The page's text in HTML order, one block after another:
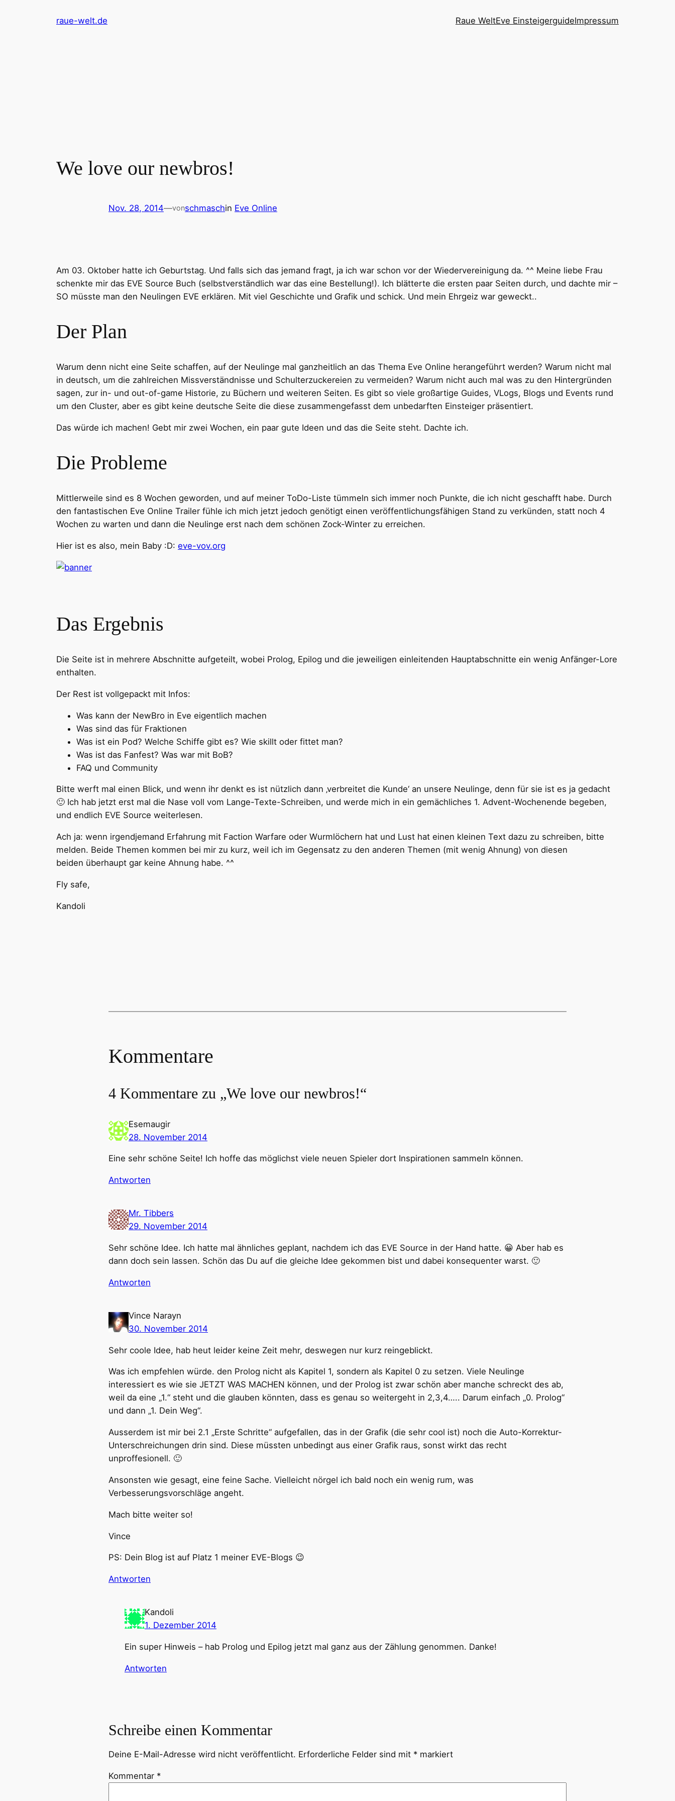
raue-welt.de Raue WeltEve EinsteigerguideImpressum
We love our newbros!
Nov. 28, 2014—vonschmaschin Eve Online
Am 03. Oktober hatte ich Geburtstag. Und falls sich das jemand fragt, ja ich war schon vor der Wiedervereinigung da. ^^ Meine liebe Frau
schenkte mir das EVE Source Buch (selbstverständlich war das eine Bestellung!). Ich blätterte die ersten paar Seiten durch, und dachte mir –
SO müsste man den Neulingen EVE erklären. Mit viel Geschichte und Grafik und schick. Und mein Ehrgeiz war geweckt..
Der Plan
Warum denn nicht eine Seite schaffen, auf der Neulinge mal ganzheitlich an das Thema Eve Online herangeführt werden? Warum nicht mal
in deutsch, um die zahlreichen Missverständnisse und Schulterzuckereien zu vermeiden? Warum nicht auch mal was zu den Hintergründen
sagen, zur in- und out-of-game Historie, zu Büchern und weiteren Seiten. Es gibt so viele großartige Guides, VLogs, Blogs und Events rund
um den Cluster, aber es gibt keine deutsche Seite die diese zusammengefasst dem unbedarften Einsteiger präsentiert.
Das würde ich machen! Gebt mir zwei Wochen, ein paar gute Ideen und das die Seite steht. Dachte ich.
Die Probleme
Mittlerweile sind es 8 Wochen geworden, und auf meiner ToDo-Liste tümmeln sich immer noch Punkte, die ich nicht geschafft habe. Durch
den fantastischen Eve Online Trailer fühle ich mich jetzt jedoch genötigt einen veröffentlichungsfähigen Stand zu verkünden, statt noch 4
Wochen zu warten und dann die Neulinge erst nach dem schönen Zock-Winter zu erreichen.
Hier ist es also, mein Baby :D: eve-vov.org
Das Ergebnis
Die Seite ist in mehrere Abschnitte aufgeteilt, wobei Prolog, Epilog und die jeweiligen einleitenden Hauptabschnitte ein wenig Anfänger-Lore
enthalten.
Der Rest ist vollgepackt mit Infos:
Was kann der NewBro in Eve eigentlich machen
Was sind das für Fraktionen
Was ist ein Pod? Welche Schiffe gibt es? Wie skillt oder fittet man?
Was ist das Fanfest? Was war mit BoB?
FAQ und Community
Bitte werft mal einen Blick, und wenn ihr denkt es ist nützlich dann ‚verbreitet die Kunde‘ an unsere Neulinge, denn für sie ist es ja gedacht
🙂 Ich hab jetzt erst mal die Nase voll vom Lange-Texte-Schreiben, und werde mich in ein gemächliches 1. Advent-Wochenende begeben,
und endlich EVE Source weiterlesen.
Ach ja: wenn irgendjemand Erfahrung mit Faction Warfare oder Wurmlöchern hat und Lust hat einen kleinen Text dazu zu schreiben, bitte
melden. Beide Themen kommen bei mir zu kurz, weil ich im Gegensatz zu den anderen Themen (mit wenig Ahnung) von diesen
beiden überhaupt gar keine Ahnung habe. ^^
Fly safe,
Kandoli
Kommentare
4 Kommentare zu „We love our newbros!“
Esemaugir
28. November 2014
Eine sehr schöne Seite! Ich hoffe das möglichst viele neuen Spieler dort Inspirationen sammeln können.
Antworten
Mr. Tibbers
29. November 2014
Sehr schöne Idee. Ich hatte mal ähnliches geplant, nachdem ich das EVE Source in der Hand hatte. 😀 Aber hab es
dann doch sein lassen. Schön das Du auf die gleiche Idee gekommen bist und dabei konsequenter warst. 🙂
Antworten
Vince Narayn
30. November 2014
Sehr coole Idee, hab heut leider keine Zeit mehr, deswegen nur kurz reingeblickt.
Was ich empfehlen würde. den Prolog nicht als Kapitel 1, sondern als Kapitel 0 zu setzen. Viele Neulinge
interessiert es wie sie JETZT WAS MACHEN können, und der Prolog ist zwar schön aber manche schreckt des ab,
weil da eine „1.“ steht und die glauben könnten, dass es genau so weitergeht in 2,3,4….. Darum einfach „0. Prolog“
und dann „1. Dein Weg“.
Ausserdem ist mir bei 2.1 „Erste Schritte“ aufgefallen, das in der Grafik (die sehr cool ist) noch die Auto-Korrektur-
Unterschreichungen drin sind. Diese müssten unbedingt aus einer Grafik raus, sonst wirkt das recht
unproffesionell. 🙂
Ansonsten wie gesagt, eine feine Sache. Vielleicht nörgel ich bald noch ein wenig rum, was
Verbesserungsvorschläge angeht.
Mach bitte weiter so!
Vince
PS: Dein Blog ist auf Platz 1 meiner EVE-Blogs 😉
Antworten
Kandoli
1. Dezember 2014
Ein super Hinweis – hab Prolog und Epilog jetzt mal ganz aus der Zählung genommen. Danke!
Antworten
Schreibe einen Kommentar
Deine E-Mail-Adresse wird nicht veröffentlicht. Erforderliche Felder sind mit * markiert
Kommentar *